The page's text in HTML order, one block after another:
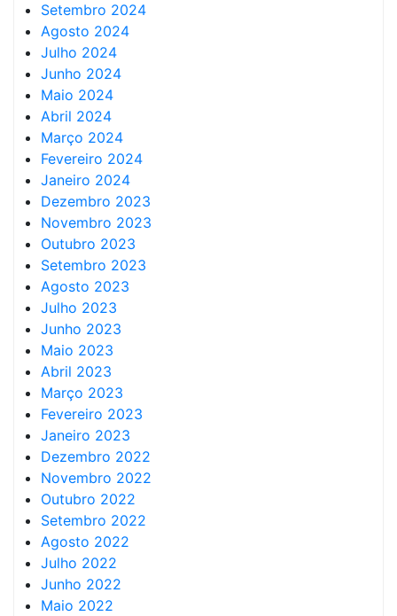
Setembro 2024
Agosto 2024
Julho 2024
Junho 2024
Maio 2024
Abril 2024
Março 2024
Fevereiro 2024
Janeiro 2024
Dezembro 2023
Novembro 2023
Outubro 2023
Setembro 2023
Agosto 2023
Julho 2023
Junho 2023
Maio 2023
Abril 2023
Março 2023
Fevereiro 2023
Janeiro 2023
Dezembro 2022
Novembro 2022
Outubro 2022
Setembro 2022
Agosto 2022
Julho 2022
Junho 2022
Maio 2022